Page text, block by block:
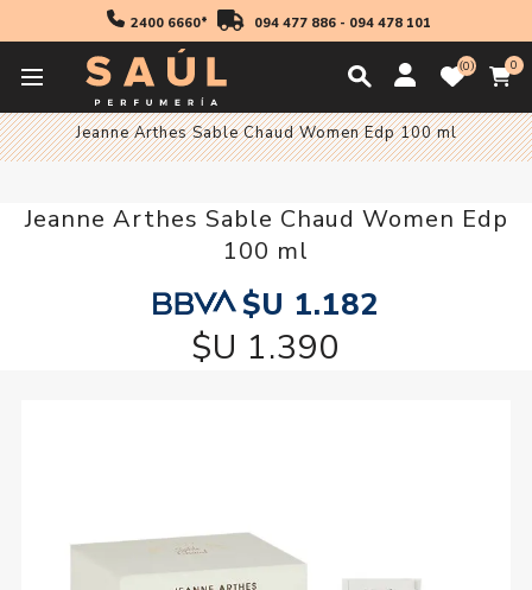
2400 6660* 094 477 886- 094 478 101
0 0
Inicio Fragancias
Jeanne Arthes Sable Chaud Women Edp 100 ml
Jeanne Arthes Sable Chaud Women Edp
100 ml
$U 1.182
$U 1.390